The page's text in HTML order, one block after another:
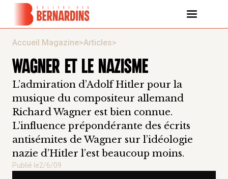
Accueil Magazine>Articles>
WAGNER ET LE NAZISME
L’admiration d’Adolf Hitler pour la
musique du compositeur allemand
Richard Wagner est bien connue.
L’influence prépondérante des écrits
antisémites de Wagner sur l’idéologie
nazie d’Hitler l’est beaucoup moins.
Publié le2/6/09